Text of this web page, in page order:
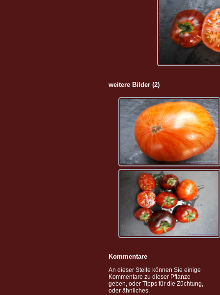
weitere Bilder (2)
Kommentare
An dieser Stelle können Sie einige
Kommentare zu dieser Pflanze
geben, oder Tipps für die Züchtung,
oder ähnliches.